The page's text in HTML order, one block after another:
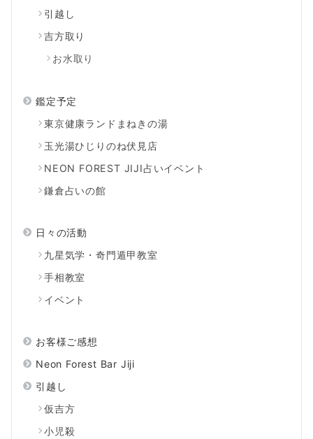
引越し
吉方取り
お水取り
鑑定予定
東京健康ランドまねきの湯
玉光湯ひじりのね伏見店
NEON FOREST JIJI占いイベント
鎌倉占いの館
日々の活動
九星気学・奇門遁甲教室
手相教室
イベント
お客様ご感想
Neon Forest Bar Jiji
引越し
仮吉方
小児殺